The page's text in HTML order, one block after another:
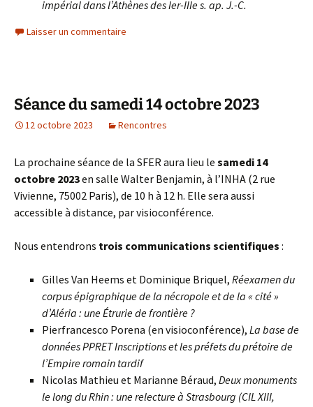
impérial dans l’Athènes des Ier-IIIe s. ap. J.-C.
Laisser un commentaire
Séance du samedi 14 octobre 2023
12 octobre 2023 Rencontres
La prochaine séance de la SFER aura lieu le samedi 14
octobre 2023en salle Walter Benjamin, à l’INHA (2 rue
Vivienne, 75002 Paris), de 10 h à 12 h. Elle sera aussi
accessible à distance, par visioconférence.
Nous entendrons trois communications scientifiques :
Gilles Van Heems et Dominique Briquel, Réexamen du
corpus épigraphique de la nécropole et de la « cité »
d’Aléria : une Étrurie de frontière ?
Pierfrancesco Porena (en visioconférence), La base de
données PPRET Inscriptions et les préfets du prétoire de
l’Empire romain tardif
Nicolas Mathieu et Marianne Béraud, Deux monuments
le long du Rhin : une relecture à Strasbourg (CIL XIII,